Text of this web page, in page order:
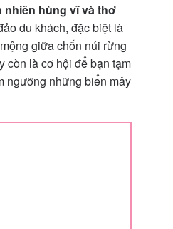
nhiên hùng vĩ và thơ
du khách, đặc biệt là
giữa chốn núi rừng
còn là cơ hội để bạn tạm
ngưỡng những biển mây